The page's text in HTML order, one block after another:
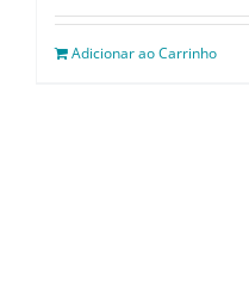
Adicionar ao Carrinho